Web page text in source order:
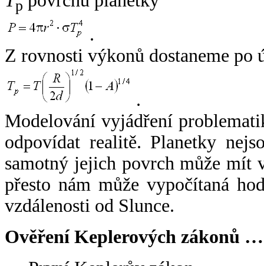
p
.
Z rovnosti výkonů dostaneme po
.
Modelování vyjádření
odpovídat realitě. Planetky
samotný jejich povrch může mít
přesto nám může vypočítaná
vzdálenosti od Slunce.
Ověření Keplerových zákonů …